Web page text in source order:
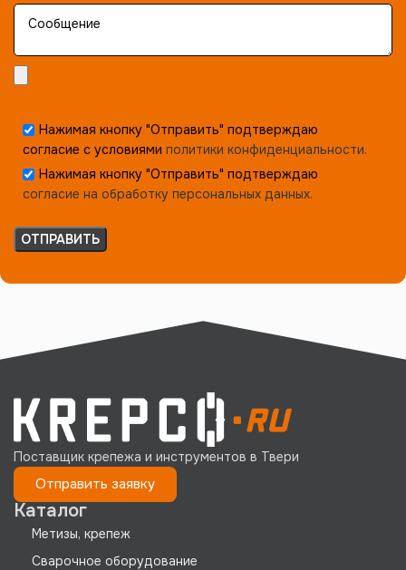
Нажимая кнопку "Отправить" подтверждаю
согласие с условиями политики конфиденциальности.
Нажимая кнопку "Отправить" подтверждаю
согласие на обработку персональных данных.
Поставщик крепежа и инструментов в Твери
Отправить заявку
Каталог
Метизы, крепеж
Сварочное оборудование